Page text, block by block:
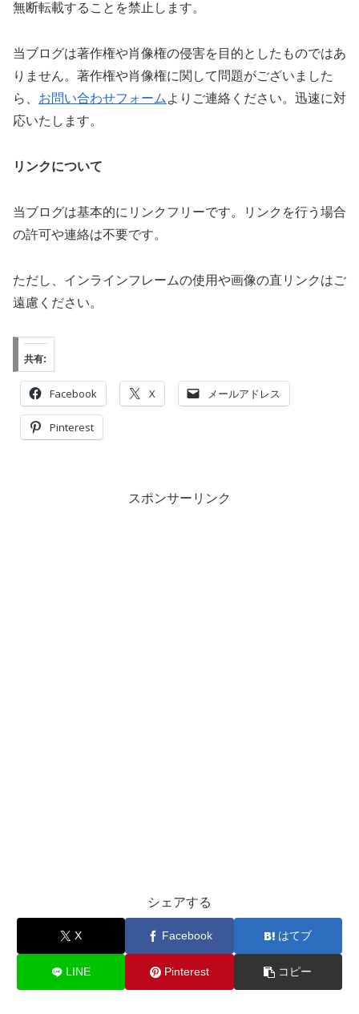
無断転載することを禁止します。
当ブログは著作権や肖像権の侵害を目的としたものではあ
りません。著作権や肖像権に関して問題がございました
ら、 お問い合わせフォーム よりご連絡ください。迅速に対
応いたします。
リンクについて
当ブログは基本的にリンクフリーです。リンクを行う場合
の許可や連絡は不要です。
ただし、インラインフレームの使用や画像の直リンクはご
遠慮ください。
共有:
Facebook X メールアドレス
Pinterest
スポンサーリンク
シェアする
X Facebook はてブ
LINE Pinterest コピー